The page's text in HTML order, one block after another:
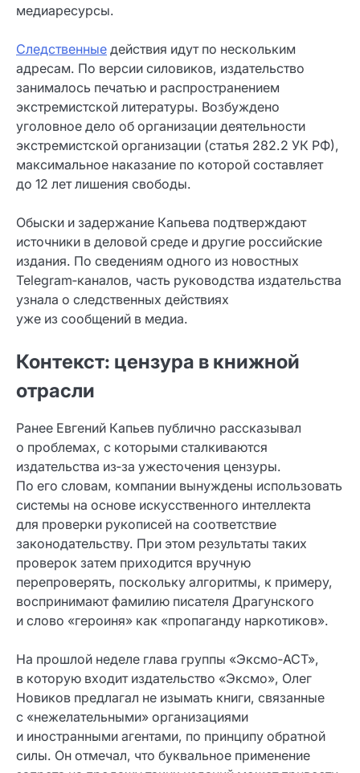
медиаресурсы.
Следственные действия идут по нескольким
адресам. По версии силовиков, издательство
занималось печатью и распространением
экстремистской литературы. Возбуждено
уголовное дело об организации деятельности
экстремистской организации (статья 282.2 УК РФ),
максимальное наказание по которой составляет
до 12 лет лишения свободы.
Обыски и задержание Капьева подтверждают
источники в деловой среде и другие российские
издания. По сведениям одного из новостных
Telegram‑каналов, часть руководства издательства
узнала о следственных действиях
уже из сообщений в медиа.
Контекст: цензура в книжной
отрасли
Ранее Евгений Капьев публично рассказывал
о проблемах, с которыми сталкиваются
издательства из‑за ужесточения цензуры.
По его словам, компании вынуждены использовать
системы на основе искусственного интеллекта
для проверки рукописей на соответствие
законодательству. При этом результаты таких
проверок затем приходится вручную
перепроверять, поскольку алгоритмы, к примеру,
воспринимают фамилию писателя Драгунского
и слово «героиня» как «пропаганду наркотиков».
На прошлой неделе глава группы «Эксмо‑АСТ»,
в которую входит издательство «Эксмо», Олег
Новиков предлагал не изымать книги, связанные
с «нежелательными» организациями
и иностранными агентами, по принципу обратной
силы. Он отмечал, что буквальное применение